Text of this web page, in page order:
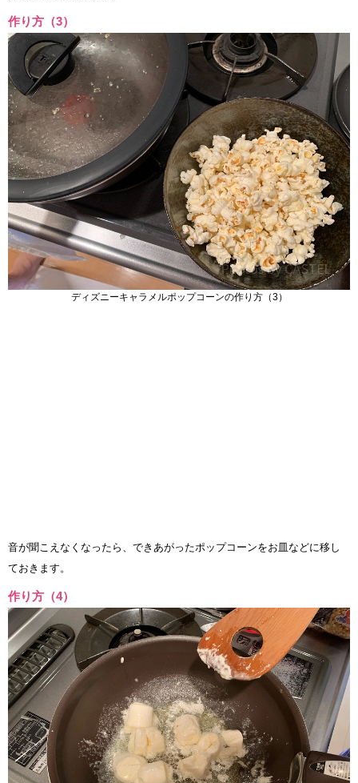
作り方（3）
ディズニーキャラメルポップコーンの作り方（3）
音が聞こえなくなったら、できあがったポップコーンをお皿などに移し
ておきます。
作り方（4）